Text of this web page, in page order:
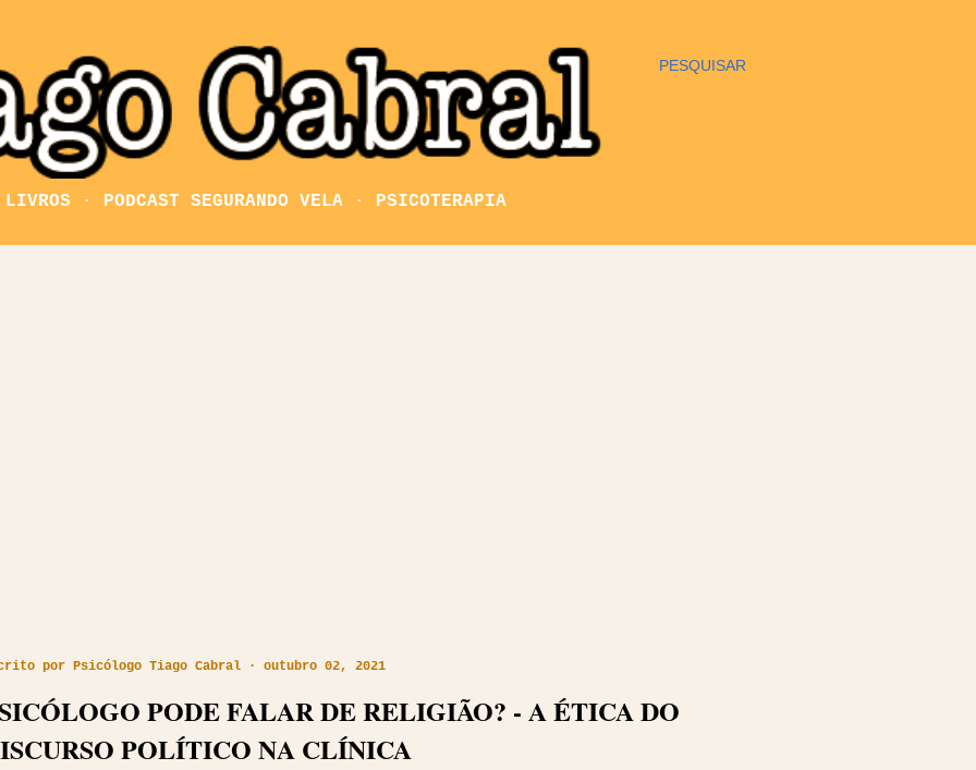
PESQUISAR
LIVROS PODCAST SEGURANDO VELA PSICOTERAPIA
por Psicólogo Tiago Cabral outubro 02, 2021
PODE FALAR DE RELIGIÃO? - A ÉTICA DO
POLÍTICO NA CLÍNICA